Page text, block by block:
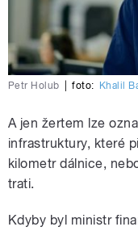
Petr Holub foto: Khalil
A jen žertem lze
infrastruktury, které
kilometr dálnice,
trati.
Kdyby byl ministr